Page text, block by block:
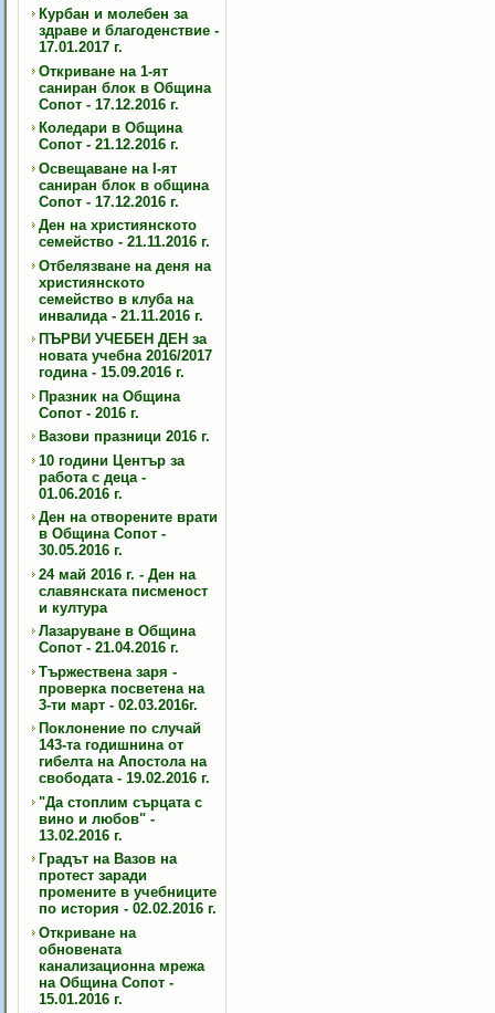
Курбан и молебен за
здраве и благоденствие -
17.01.2017 г.
Откриване на 1-ят
саниран блок в Община
Сопот - 17.12.2016 г.
Коледари в Община
Сопот - 21.12.2016 г.
Освещаване на I-ят
саниран блок в община
Сопот - 17.12.2016 г.
Ден на християнското
семейство - 21.11.2016 г.
Отбелязване на деня на
християнското
семейство в клуба на
инвалида - 21.11.2016 г.
ПЪРВИ УЧЕБЕН ДЕН за
новата учебна 2016/2017
година - 15.09.2016 г.
Празник на Община
Сопот - 2016 г.
Вазови празници 2016 г.
10 години Център за
работа с деца -
01.06.2016 г.
Ден на отворените врати
в Община Сопот -
30.05.2016 г.
24 май 2016 г. - Ден на
славянската писменост
и култура
Лазаруване в Община
Сопот - 21.04.2016 г.
Тържествена заря -
проверка посветена на
3-ти март - 02.03.2016г.
Поклонение по случай
143-та годишнина от
гибелта на Апостола на
свободата - 19.02.2016 г.
"Да стоплим сърцата с
вино и любов" -
13.02.2016 г.
Градът на Вазов на
протест заради
промените в учебниците
по история - 02.02.2016 г.
Откриване на
обновената
канализационна мрежа
на Община Сопот -
15.01.2016 г.